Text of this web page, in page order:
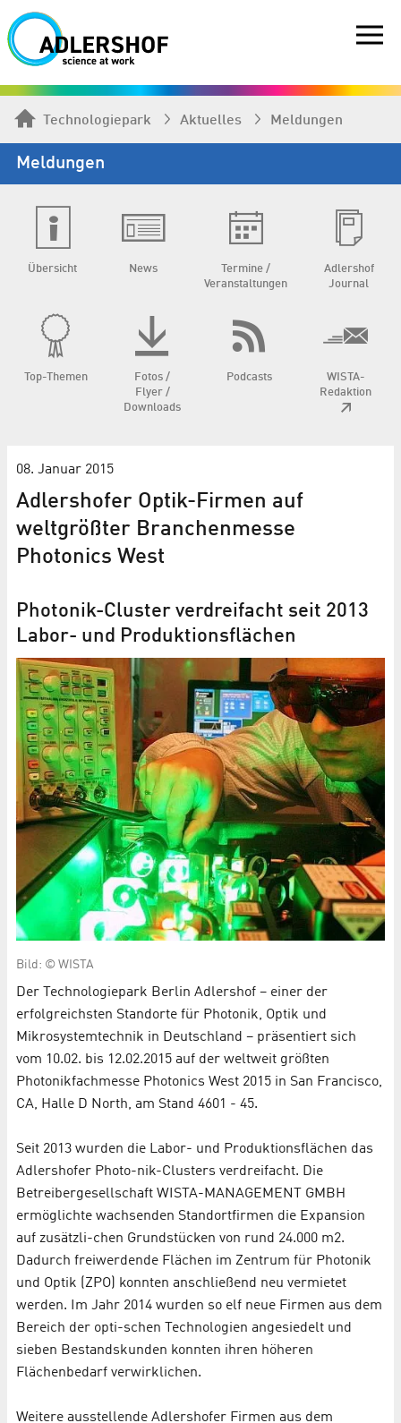
Technologiepark Aktuelles Meldungen
Meldungen
Übersicht News
Termine /
Veranstaltungen
Adlershof
Journal
Top-Themen
Fotos /
Flyer /
Downloads
Podcasts
WISTA-
Redaktion
08. Januar 2015
Adlershofer Optik-Firmen auf
weltgrößter Branchenmesse
Photonics West
Photonik-Cluster verdreifacht seit 2013
Labor- und Produktionsflächen
Bild: © WISTA
Der Technologiepark Berlin Adlershof – einer der
erfolgreichsten Standorte für Photonik, Optik und
Mikrosystemtechnik in Deutschland – präsentiert sich
vom 10.02. bis 12.02.2015 auf der weltweit größten
Photonikfachmesse Photonics West 2015 in San Francisco,
CA, Halle D North, am Stand 4601 - 45.
Seit 2013 wurden die Labor- und Produktionsflächen das
Adlershofer Photo-nik-Clusters verdreifacht. Die
Betreibergesellschaft WISTA-MANAGEMENT GMBH
ermöglichte wachsenden Standortfirmen die Expansion
auf zusätzli-chen Grundstücken von rund 24.000 m2.
Dadurch freiwerdende Flächen im Zentrum für Photonik
und Optik (ZPO) konnten anschließend neu vermietet
werden. Im Jahr 2014 wurden so elf neue Firmen aus dem
Bereich der opti-schen Technologien angesiedelt und
sieben Bestandskunden konnten ihren höheren
Flächenbedarf verwirklichen.
Weitere ausstellende Adlershofer Firmen aus dem